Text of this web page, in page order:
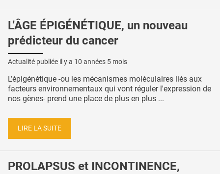
L'ÂGE ÉPIGÉNÉTIQUE, un nouveau
prédicteur du cancer
Actualité publiée il y a 10 années 5 mois
L’épigénétique -ou les mécanismes moléculaires liés aux
facteurs environnementaux qui vont réguler l'expression de
nos gènes- prend une place de plus en plus ...
LIRE LA SUITE
PROLAPSUS et INCONTINENCE,